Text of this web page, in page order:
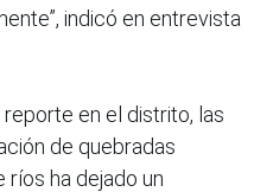
indicó en entrevista
en el distrito, las
de quebradas
ha dejado un